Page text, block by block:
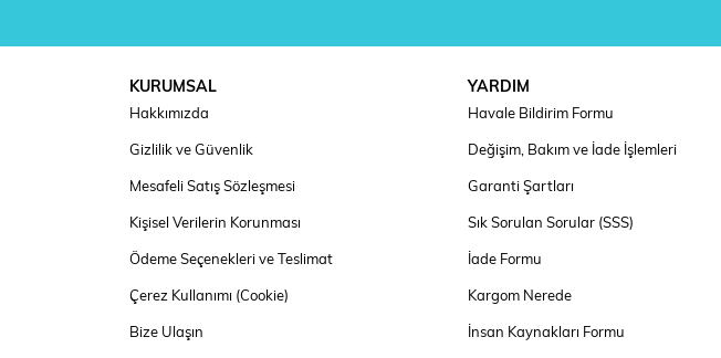
KURUMSAL
Hakkımızda
Gizlilik ve Güvenlik
Mesafeli Satış Sözleşmesi
Kişisel Verilerin Korunması
Ödeme Seçenekleri ve Teslimat
Çerez Kullanımı (Cookie)
Bize Ulaşın
YARDIM
Havale Bildirim Formu
Değişim, Bakım ve İade İşlemleri
Garanti Şartları
Sık Sorulan Sorular (SSS)
İade Formu
Kargom Nerede
İnsan Kaynakları Formu